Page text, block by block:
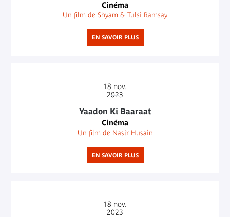
Cinéma
Un film de Shyam & Tulsi Ramsay
EN SAVOIR PLUS
18 nov.
2023
Yaadon Ki Baaraat
Cinéma
Un film de Nasir Husain
EN SAVOIR PLUS
18 nov.
2023